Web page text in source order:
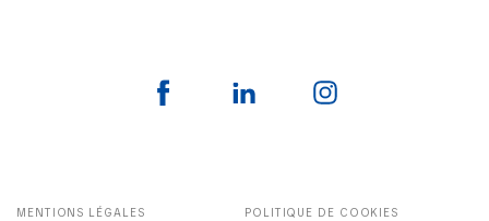
MENTIONS LÉGALES POLITIQUE DE COOKIES